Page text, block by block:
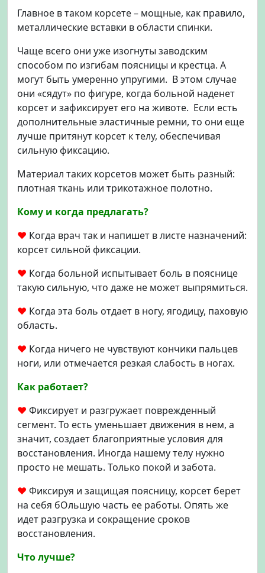
Главное в таком корсете – мощные, как правило,
металлические вставки в области спинки.
Чаще всего они уже изогнуты заводским
способом по изгибам поясницы и крестца. А
могут быть умеренно упругими. В этом случае
они «сядут» по фигуре, когда больной наденет
корсет и зафиксирует его на животе. Если есть
дополнительные эластичные ремни, то они еще
лучше притянут корсет к телу, обеспечивая
сильную фиксацию.
Материал таких корсетов может быть разный:
плотная ткань или трикотажное полотно.
Кому и когда предлагать?
♥ Когда врач так и напишет в листе назначений:
корсет сильной фиксации.
♥ Когда больной испытывает боль в пояснице
такую сильную, что даже не может выпрямиться.
♥ Когда эта боль отдает в ногу, ягодицу, паховую
область.
♥ Когда ничего не чувствуют кончики пальцев
ноги, или отмечается резкая слабость в ногах.
Как работает?
♥ Фиксирует и разгружает поврежденный
сегмент. То есть уменьшает движения в нем, а
значит, создает благоприятные условия для
восстановления. Иногда нашему телу нужно
просто не мешать. Только покой и забота.
♥ Фиксируя и защищая поясницу, корсет берет
на себя бОльшую часть ее работы. Опять же
идет разгрузка и сокращение сроков
восстановления.
Что лучше?